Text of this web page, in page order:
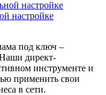
настройке
под ключ –
директ-
инструменте и
применить свои
в сети.